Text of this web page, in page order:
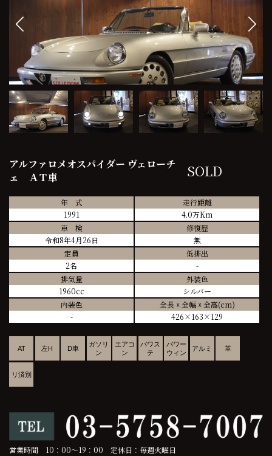
アルファロメオスパイダー ヴェローチ
ェ ＡＴ車
SOLD
年 式
1991
走行距離
4.0万Km
車 検
令和8年4月26日
修復歴
無
定員
2名
低排出
-
排気量
1960cc
外装色
シルバー
内装色
-
全長 ☓ 全幅 ☓ 全高(cm)
426×163×129
AT 左H D車
ガソリ
ン
エアコ
ン
パワス
テ
パワー
ウィン
アルミ 革
リ済別
営業時間 10：00～19：00 定休日：毎週火曜日